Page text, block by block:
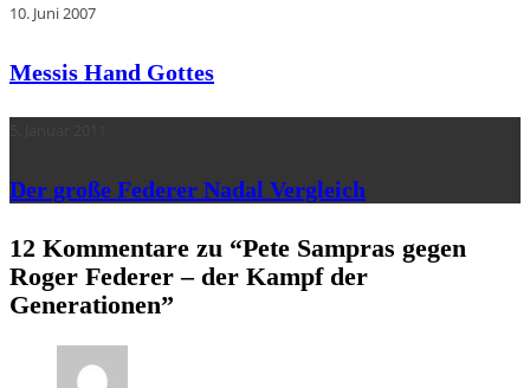
10. Juni 2007
Messis Hand Gottes
Der große Federer Nadal Vergleich
12 Kommentare zu “Pete Sampras gegen
Roger Federer – der Kampf der
Generationen”